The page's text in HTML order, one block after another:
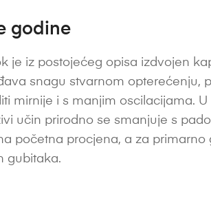
godine
je iz postojećeg opisa izdvojen
snagu stvarnom opterećenju,
mirnije i s manjim oscilacijama.
učin prirodno se smanjuje s
početna procjena, a za primarno
gubitaka.